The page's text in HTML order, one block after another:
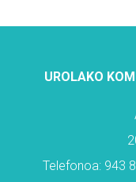
UROLAKO
Telefonoa: 943